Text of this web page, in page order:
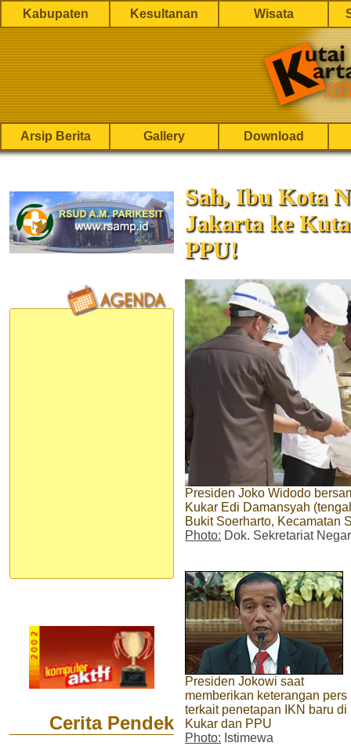
Kabupaten Kesultanan Wisata
Arsip Berita Gallery Download
Cerita Pendek
Sah, Ibu Kota
Jakarta ke
PPU!
Presiden Joko Widodo
Kukar Edi Damansyah
Bukit Soerharto, Kecamatan
Photo: Dok. Sekretariat
Presiden Jokowi saat
memberikan keterangan pers
terkait penetapan IKN baru di
Kukar dan PPU
Photo: Istimewa